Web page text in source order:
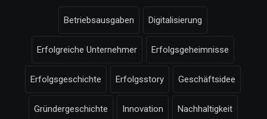
Betriebsausgaben Digitalisierung
Erfolgreiche Unternehmer Erfolgsgeheimnisse
Erfolgsgeschichte Erfolgsstory Geschäftsidee
Gründergeschichte Innovation Nachhaltigkeit